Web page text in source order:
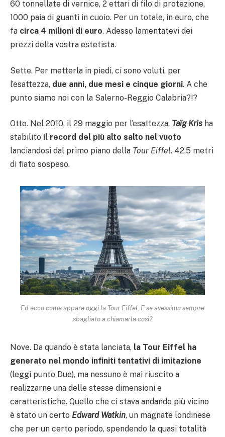
60 tonnellate di vernice, 2 ettari di filo di protezione,
1000 paia di guanti in cuoio. Per un totale, in euro, che
fa circa 4 milioni di euro. Adesso lamentatevi dei
prezzi della vostra estetista.
Sette. Per metterla in piedi, ci sono voluti, per
l’esattezza, due anni, due mesi e cinque giorni. A che
punto siamo noi con la Salerno-Reggio Calabria?!?
Otto. Nel 2010, il 29 maggio per l’esattezza, Taïg Kris ha
stabilito il record del più alto salto nel vuoto
lanciandosi dal primo piano della Tour Eiffel. 42,5 metri
di fiato sospeso.
Ed ecco come appare oggi la Tour Eiffel. E se avessimo sempre
sbagliato a chiamarla così?
Nove. Da quando è stata lanciata, la Tour Eiffel ha
generato nel mondo infiniti tentativi di imitazione
(leggi punto Due), ma nessuno è mai riuscito a
realizzarne una delle stesse dimensioni e
caratteristiche. Quello che ci stava andando più vicino
è stato un certo Edward Watkin, un magnate londinese
che per un certo periodo, spendendo la quasi totalità